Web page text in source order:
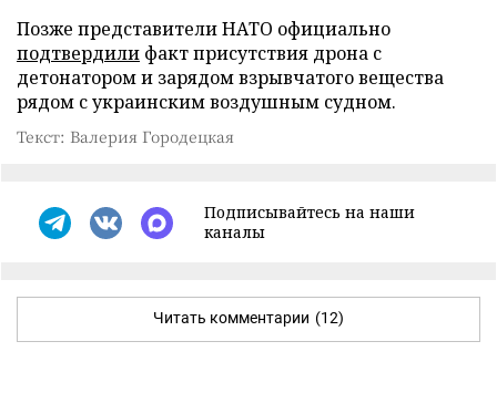
Позже представители НАТО официально
подтвердили факт присутствия дрона с
детонатором и зарядом взрывчатого вещества
рядом с украинским воздушным судном.
Текст: Валерия Городецкая
Подписывайтесь на наши
каналы
Читать комментарии (12)